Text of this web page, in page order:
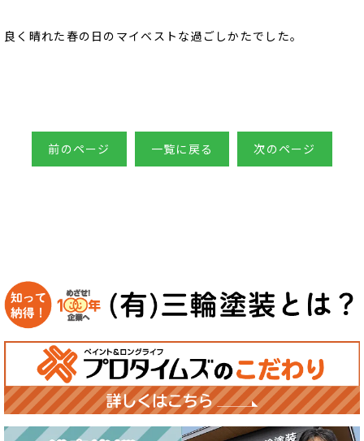
良く晴れた春の日のマイベストな過ごしかたでした。
前のページ 一覧に戻る 次のページ